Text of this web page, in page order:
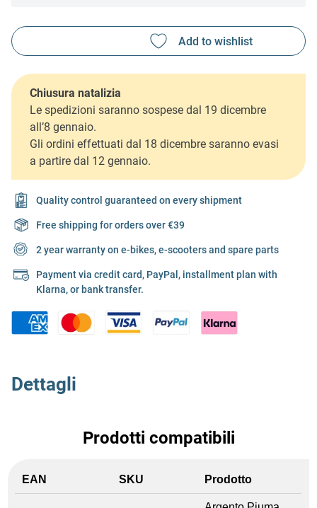
Chiusura natalizia
Le spedizioni saranno sospese dal 19 dicembre
all’8 gennaio.
Gli ordini effettuati dal 18 dicembre saranno evasi
a partire dal 12 gennaio.
Quality control guaranteed on every shipment
Free shipping for orders over €39
2 year warranty on e-bikes, e-scooters and spare parts
Payment via credit card, PayPal, installment plan with
Klarna, or bank transfer.
Dettagli
Prodotti compatibili
EAN SKU Prodotto